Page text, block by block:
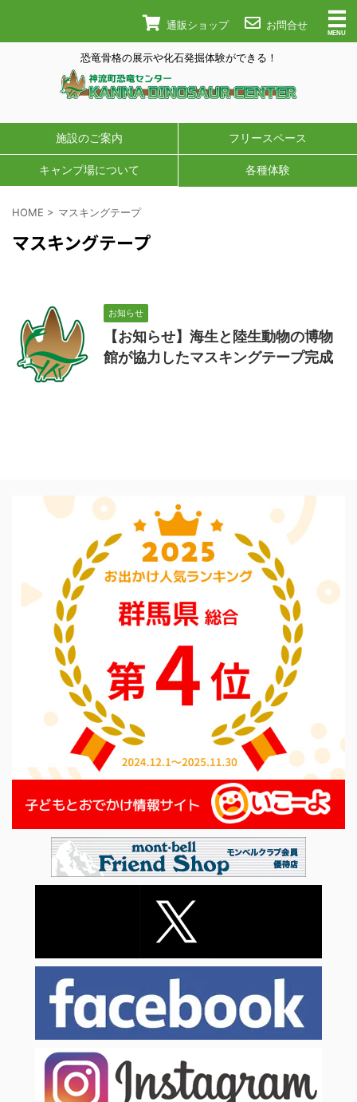
通販ショップ お問合せ
恐竜骨格の展示や化石発掘体験ができる！
施設のご案内 フリースペース
キャンプ場について 各種体験
HOME > マスキングテープ
マスキングテープ
お知らせ
【お知らせ】海生と陸生動物の博物
館が協力したマスキングテープ完成